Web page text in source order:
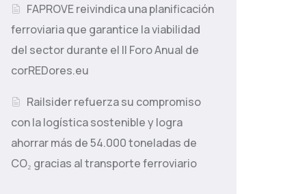
FAPROVE reivindica una planificación
ferroviaria que garantice la viabilidad
del sector durante el II Foro Anual de
corREDores.eu
Railsider refuerza su compromiso
con la logística sostenible y logra
ahorrar más de 54.000 toneladas de
CO₂ gracias al transporte ferroviario